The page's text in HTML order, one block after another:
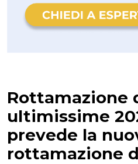
Rottamazione
ultimissime
prevede la
rottamazione